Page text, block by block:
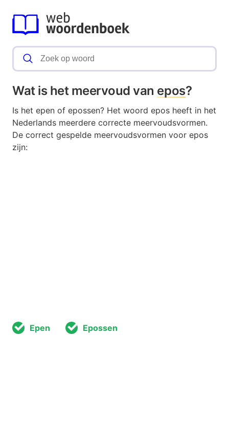
Wat is het meervoud van epos?
Is het epen of epossen? Het woord epos heeft in het
Nederlands meerdere correcte meervoudsvormen.
De correct gespelde meervoudsvormen voor epos
zijn:
Epen Epossen